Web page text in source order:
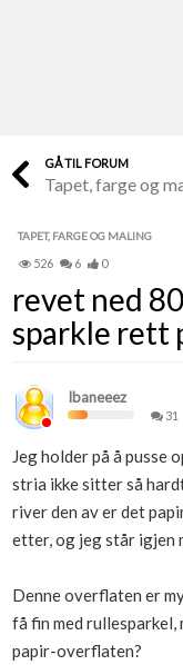
Finn
Papirer som
Skaff
Se din bolig? Klikk
Boligmappa+
Få mer ut av
GÅ TIL FORUM
Tapet, farge og
TAPET, FARGE OG MALING
526 6 0
revet ned
sparkle rett
Ibaneeez
31
Jeg holder på å pusse
stria ikke sitter så
river den av er det
etter, og jeg står igjen
Denne overflaten er
få fin med rullesparkel,
papir-overflaten?